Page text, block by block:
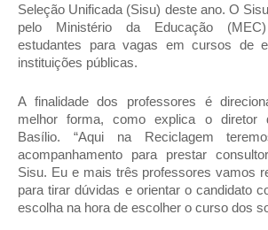
Seleção Unificada (Sisu) deste ano. O
pelo Ministério da Educação
estudantes para vagas em cursos de
instituições públicas.
A finalidade dos professores é
melhor forma, como explica o diretor
Basílio. “Aqui na Reciclagem
acompanhamento para prestar
Sisu. Eu e mais três professores vamos
para tirar dúvidas e orientar o candidato
escolha na hora de escolher o curso dos